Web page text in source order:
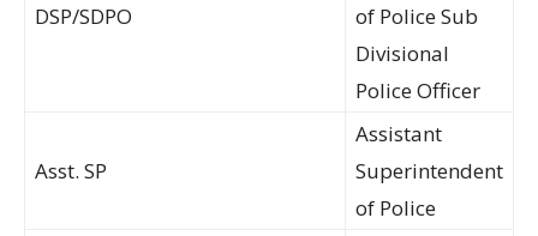
DSP/SDPO
of Police Sub
Divisional
Police Officer
Asst. SP
Assistant
Superintendent
of Police